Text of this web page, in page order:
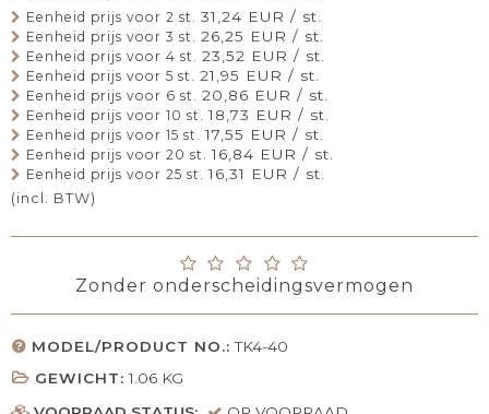
Eenheid prijs voor 2 st. 31,24 EUR / st.
Eenheid prijs voor 3 st. 26,25 EUR / st.
Eenheid prijs voor 4 st. 23,52 EUR / st.
Eenheid prijs voor 5 st. 21,95 EUR / st.
Eenheid prijs voor 6 st. 20,86 EUR / st.
Eenheid prijs voor 10 st. 18,73 EUR / st.
Eenheid prijs voor 15 st. 17,55 EUR / st.
Eenheid prijs voor 20 st. 16,84 EUR / st.
Eenheid prijs voor 25 st. 16,31 EUR / st.
(incl. BTW)
Zonder onderscheidingsvermogen
MODEL/PRODUCT NO.: TK4-40
GEWICHT: 1.06 KG